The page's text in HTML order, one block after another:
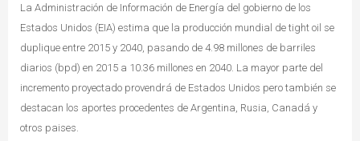
La Administración de Información de Energía del gobierno de los
Estados Unidos (EIA) estima que la producción mundial de tight oil se
duplique entre 2015 y 2040, pasando de 4.98 millones de barriles
diarios (bpd) en 2015 a 10.36 millones en 2040. La mayor parte del
incremento proyectado provendrá de Estados Unidos pero también se
destacan los aportes procedentes de Argentina, Rusia, Canadá y
otros paises.